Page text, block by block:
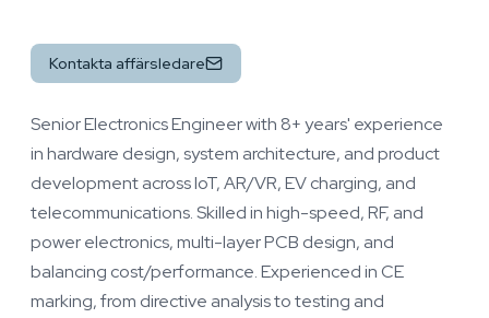
Kontakta affärsledare
Senior Electronics Engineer with 8+ years' experience
in hardware design, system architecture, and product
development across IoT, AR/VR, EV charging, and
telecommunications. Skilled in high-speed, RF, and
power electronics, multi-layer PCB design, and
balancing cost/performance. Experienced in CE
marking, from directive analysis to testing and